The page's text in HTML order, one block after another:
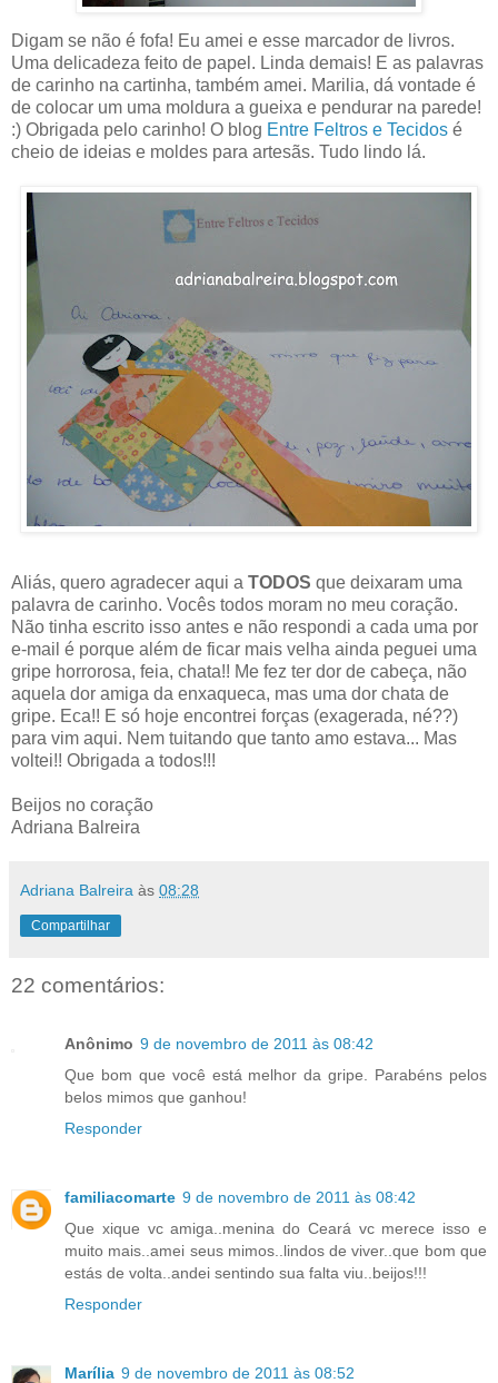
Digam se não é fofa! Eu amei e esse marcador de livros.
Uma delicadeza feito de papel. Linda demais! E as palavras
de carinho na cartinha, também amei. Marilia, dá vontade é
de colocar um uma moldura a gueixa e pendurar na parede!
:) Obrigada pelo carinho! O blog Entre Feltros e Tecidos é
cheio de ideias e moldes para artesãs. Tudo lindo lá.
Aliás, quero agradecer aqui a TODOS que deixaram uma
palavra de carinho. Vocês todos moram no meu coração.
Não tinha escrito isso antes e não respondi a cada uma por
e-mail é porque além de ficar mais velha ainda peguei uma
gripe horrorosa, feia, chata!! Me fez ter dor de cabeça, não
aquela dor amiga da enxaqueca, mas uma dor chata de
gripe. Eca!! E só hoje encontrei forças (exagerada, né??)
para vim aqui. Nem tuitando que tanto amo estava... Mas
voltei!! Obrigada a todos!!!
Beijos no coração
Adriana Balreira
Adriana Balreira às 08:28
Compartilhar
22 comentários:
Anônimo 9 de novembro de 2011 às 08:42
Que bom que você está melhor da gripe. Parabéns pelos
belos mimos que ganhou!
Responder
familiacomarte 9 de novembro de 2011 às 08:42
Que xique vc amiga..menina do Ceará vc merece isso e
muito mais..amei seus mimos..lindos de viver..que bom que
estás de volta..andei sentindo sua falta viu..beijos!!!
Responder
Marília 9 de novembro de 2011 às 08:52